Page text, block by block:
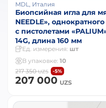
MDL, Италия
Биопсийная игла для
NEEDLE»,
с пистолетами
14G, длина 160 мм
Ед. измерения: шт
В упаковке: 10
207 000 UZS
217 350UZS -5%